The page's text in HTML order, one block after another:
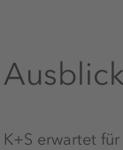
K+S erwartet